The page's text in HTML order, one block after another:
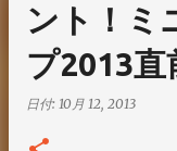
ント！ミ
プ2013直
日付: 10月 12, 2013